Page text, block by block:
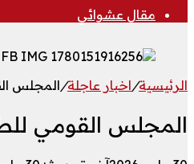
مقال عشوائي
الرئيسية/اخبار عاجلة/المجلس
المجلس القومي